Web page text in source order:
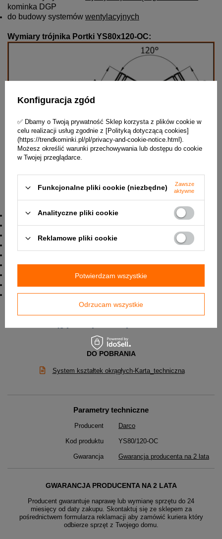
kominka DGP
do budowy systemów wentylacyjnych
Wymiary trójnika Portki YS80x120-OC:
Elementy systemu kształtek okrągłych ocynkowanych
kanały proste
trójniki
kolana
redukcje
przejścia pod kratki lub anemostaty
złączki
uchwyty montażowe
W załączniku znajduje się Karta techniczna systemu
DO POBRANIA
System kształtek okrągłych-Karta_techniczna
Parametry techniczne
Producent Darco
Kod produktu YS80/120-OC
Gwarancja Gwarancja producenta na 2 lata
GWARANCJA PRODUCENTA NA 2 LATA
Producent gwarantuje naprawę lub wymianę sprzętu do 24
miesięcy od daty zakupu. Skontaktuj się ze sklepem za
pośrednictwem formularza reklamacji aby zamówić kuriera który
odbierze sprzęt z Twojego domu.
Konfiguracja zgód
✅ Dbamy o Twoją prywatność Sklep korzysta z plików cookie w
celu realizacji usług zgodnie z [Polityką dotyczącą cookies]
(https://trendkominki.pl/pl/privacy-and-cookie-notice.html).
Możesz określić warunki przechowywania lub dostępu do cookie
w Twojej przeglądarce.
Funkcjonalne pliki cookie (niezbędne)
Zawsze
aktywne
Analityczne pliki cookie
Reklamowe pliki cookie
Odrzucam wszystkie
Potwierdzam wszystkie